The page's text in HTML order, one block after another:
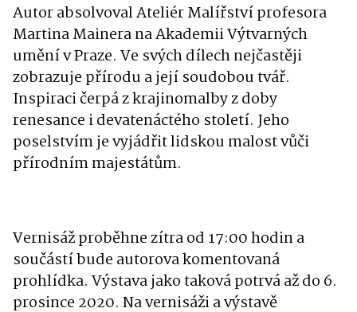
Autor absolvoval Ateliér Malířství profesora
Martina Mainera na Akademii Výtvarných
umění v Praze. Ve svých dílech nejčastěji
zobrazuje přírodu a její soudobou tvář.
Inspiraci čerpá z krajinomalby z doby
renesance i devatenáctého století. Jeho
poselstvím je vyjádřit lidskou malost vůči
přírodním majestátům.
Vernisáž proběhne zítra od 17:00 hodin a
součástí bude autorova komentovaná
prohlídka. Výstava jako taková potrvá až do 6.
prosince 2020. Na vernisáži a výstavě